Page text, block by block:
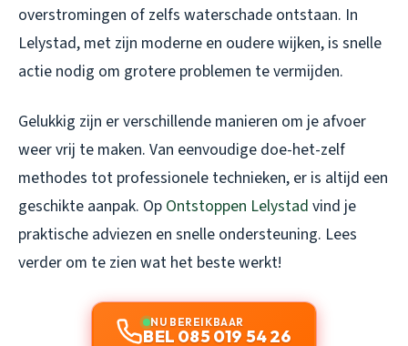
overstromingen of zelfs waterschade ontstaan. In
Lelystad, met zijn moderne en oudere wijken, is snelle
actie nodig om grotere problemen te vermijden.
Gelukkig zijn er verschillende manieren om je afvoer
weer vrij te maken. Van eenvoudige doe-het-zelf
methodes tot professionele technieken, er is altijd een
geschikte aanpak. Op Ontstoppen Lelystad vind je
praktische adviezen en snelle ondersteuning. Lees
verder om te zien wat het beste werkt!
NU BEREIKBAAR
BEL 085 019 54 26